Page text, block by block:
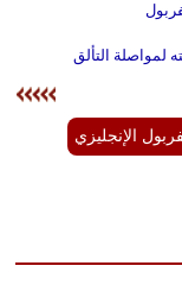
لمواصلة التألق
الإنجليزي